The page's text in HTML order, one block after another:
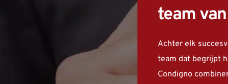
team
Achter elk
team dat begrijpt
Condigno